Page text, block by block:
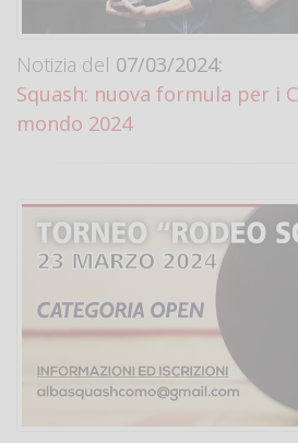
Notizia del 07/03/2024:
Squash: nuova formula per i
mondo 2024